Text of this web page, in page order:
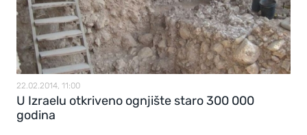
22.02.2014, 11:00
U Izraelu otkriveno ognjište staro 300 000
godina